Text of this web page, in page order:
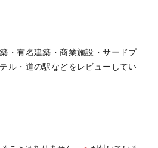
・有名建築・商業施設・サードプ
ル・道の駅などをレビューしてい